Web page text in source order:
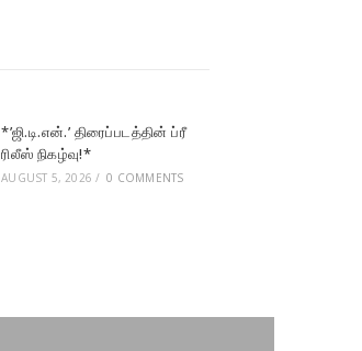
*’ஜி.டி.என்.’ திரைப்படத்தின் ப்ரீ
ரிலீஸ் நிகழ்வு!*
AUGUST 5, 2026 / 0 COMMENTS